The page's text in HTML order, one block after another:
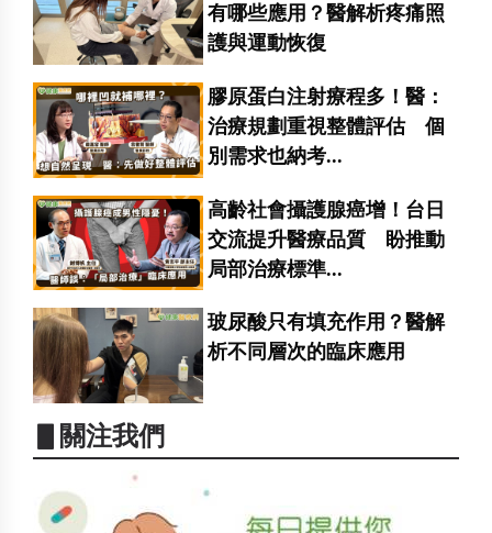
有哪些應用？醫解析疼痛照
護與運動恢復
膠原蛋白注射療程多！醫：
治療規劃重視整體評估 個
別需求也納考...
高齡社會攝護腺癌增！台日
交流提升醫療品質 盼推動
局部治療標準...
玻尿酸只有填充作用？醫解
析不同層次的臨床應用
▋關注我們